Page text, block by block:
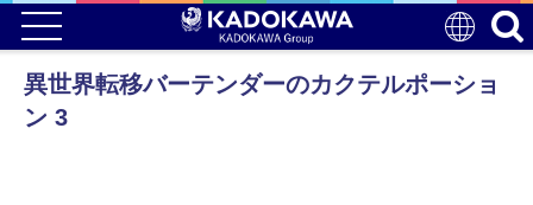
異世界転移バーテンダーのカクテルポーショ
ン 3